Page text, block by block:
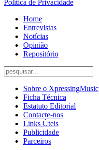
Política de Privacidade
Home
Entrevistas
Notícias
Opinião
Repositório
Sobre o XpressingMusic
Ficha Técnica
Estatuto Editorial
Contacte-nos
Links Úteis
Publicidade
Parceiros